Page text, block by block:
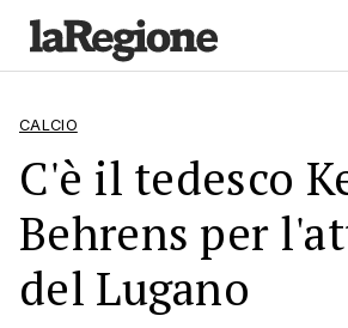
CALCIO
C'è il tedesco
Behrens per
del Lugano